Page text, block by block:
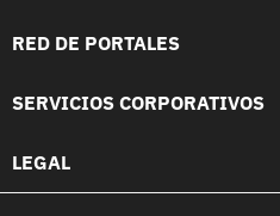
RED DE PORTALES
SERVICIOS CORPORATIVOS
LEGAL